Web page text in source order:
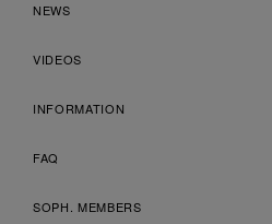
NEWS
VIDEOS
INFORMATION
FAQ
SOPH. MEMBERS